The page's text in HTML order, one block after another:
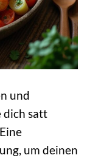
und
dich satt
um deinen